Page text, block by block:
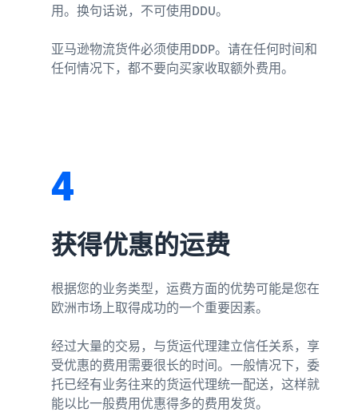
用。换句话说，不可使用DDU。
亚马逊物流货件必须使用DDP。请在任何时间和
任何情况下，都不要向买家收取额外费用。
4
获得优惠的运费
根据您的业务类型，运费方面的优势可能是您在
欧洲市场上取得成功的一个重要因素。
经过大量的交易，与货运代理建立信任关系，享
受优惠的费用需要很长的时间。一般情况下，委
托已经有业务往来的货运代理统一配送，这样就
能以比一般费用优惠得多的费用发货。